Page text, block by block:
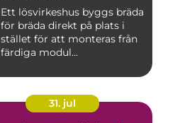
Ett lösvirkeshus byggs bräda
för bräda direkt på plats i
stället för att monteras från
färdiga modul...
31. jul